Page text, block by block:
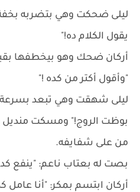
ليلى ضحكت وهي بتضربه بخفة
يقول الكلام ده!"
أركان ضحك وهو بيخطفها
"وأقول أكتر من كده !"
ليلى شهقت وهي تبعد بسرعة:
بوظت الروج!" ومسكت منديل
من على شفايفه.
بصت له بعتاب ناعم: "ينفع
أركان ابتسم بمكر: "أنا